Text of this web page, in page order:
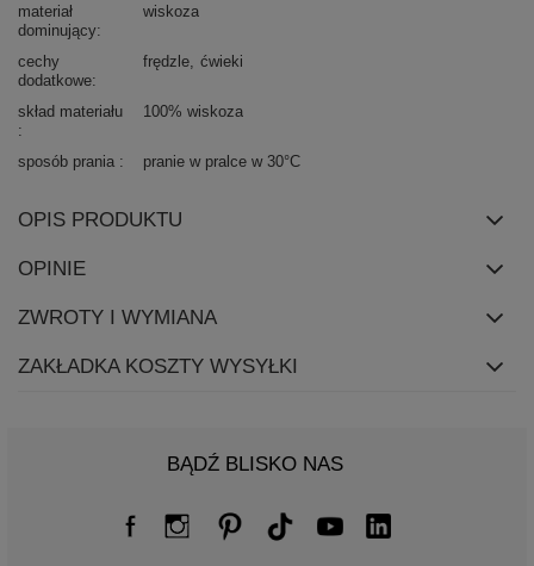
materiał
dominujący
wiskoza
cechy
dodatkowe
frędzle ćwieki
skład materiału 100% wiskoza
sposób prania pranie w pralce w 30°C
OPIS PRODUKTU
OPINIE
ZWROTY I WYMIANA
ZAKŁADKA KOSZTY WYSYŁKI
BĄDŹ BLISKO NAS